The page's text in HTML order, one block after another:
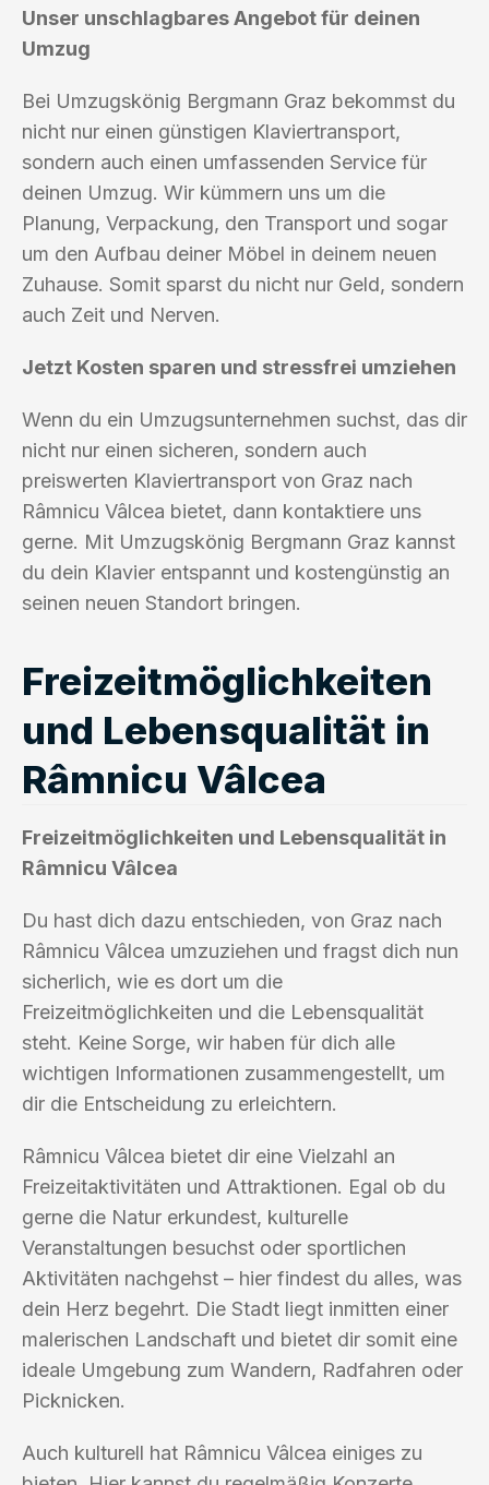
Unser unschlagbares Angebot für deinen
Umzug
Bei Umzugskönig Bergmann Graz bekommst du
nicht nur einen günstigen Klaviertransport,
sondern auch einen umfassenden Service für
deinen Umzug. Wir kümmern uns um die
Planung, Verpackung, den Transport und sogar
um den Aufbau deiner Möbel in deinem neuen
Zuhause. Somit sparst du nicht nur Geld, sondern
auch Zeit und Nerven.
Jetzt Kosten sparen und stressfrei umziehen
Wenn du ein Umzugsunternehmen suchst, das dir
nicht nur einen sicheren, sondern auch
preiswerten Klaviertransport von Graz nach
Râmnicu Vâlcea bietet, dann kontaktiere uns
gerne. Mit Umzugskönig Bergmann Graz kannst
du dein Klavier entspannt und kostengünstig an
seinen neuen Standort bringen.
Freizeitmöglichkeiten
und Lebensqualität in
Râmnicu Vâlcea
Freizeitmöglichkeiten und Lebensqualität in
Râmnicu Vâlcea
Du hast dich dazu entschieden, von Graz nach
Râmnicu Vâlcea umzuziehen und fragst dich nun
sicherlich, wie es dort um die
Freizeitmöglichkeiten und die Lebensqualität
steht. Keine Sorge, wir haben für dich alle
wichtigen Informationen zusammengestellt, um
dir die Entscheidung zu erleichtern.
Râmnicu Vâlcea bietet dir eine Vielzahl an
Freizeitaktivitäten und Attraktionen. Egal ob du
gerne die Natur erkundest, kulturelle
Veranstaltungen besuchst oder sportlichen
Aktivitäten nachgehst – hier findest du alles, was
dein Herz begehrt. Die Stadt liegt inmitten einer
malerischen Landschaft und bietet dir somit eine
ideale Umgebung zum Wandern, Radfahren oder
Picknicken.
Auch kulturell hat Râmnicu Vâlcea einiges zu